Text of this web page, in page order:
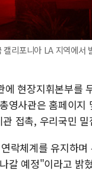
리포니아 LA 지역에서
에 현장지휘본부를
영사관은 홈페이
접촉, 우리국민
락체계를 유지하
갈 예정"이라고 밝